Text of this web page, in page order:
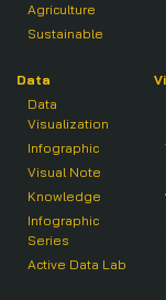
Agriculture
Sustainable
Data
Data
Visualization
Infographic
Visual Note
Knowledge
Infographic
Series
Active Data Lab